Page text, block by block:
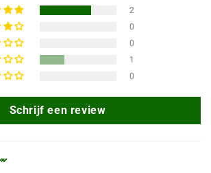
2
0
0
1
0
Schrijf een review